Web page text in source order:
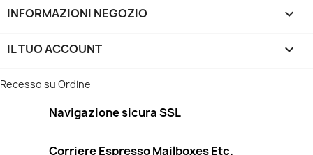
INFORMAZIONI NEGOZIO keyboard_arrow_down
IL TUO ACCOUNT 
Recesso su Ordine
Navigazione sicura SSL
Corriere Espresso Mailboxes Etc.